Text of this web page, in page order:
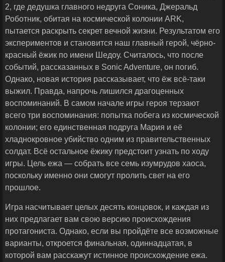
2, где дедушка главного недруга Соника, Джеральд
Роботник, обитая на космической колонии ARK,
пытается раскрыть секрет вечной жизни. Результатом его
экспериментов и становится наш главный герой, чёрно-
красный ёжик по имени Шедоу. Считалось, что после
событий, рассказанных в Sonic Adventure, он погиб.
Однако, новая история рассказывает, что ёж всё-таки
выжил. Правда, напрочь лишился драгоценных
воспоминаний. В самом начале игры героя терзают
всего три воспоминания: попытка побега из космической
колонии; его единственная подруга Мария и её
хладнокровное убийство одним из правительственных
солдат. Всё остальное ёжику предстоит узнать по ходу
игры. Цель ежа — собрать все семь изумрудов хаоса,
поскольку именно они смогут пролить свет на его
прошлое.
Игра насчитывает целых десять концовок, и каждая из
них предлагает вам свою версию происхождения
протагониста. Однако, если вы пройдёте все возможные
варианты, откроется финальная, одиннадцатая, в
которой вам расскажут истинное происхождение ежа.